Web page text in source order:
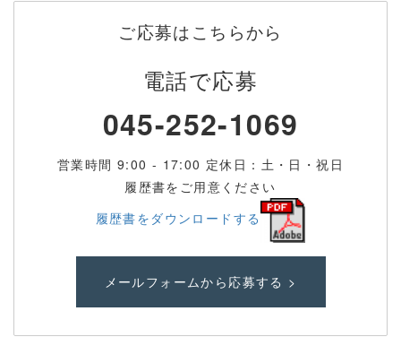
ご応募はこちらから
電話で応募
045-252-1069
営業時間 9:00 - 17:00 定休日：土・日・祝日
履歴書をご用意ください
履歴書をダウンロードする
メールフォームから応募する >